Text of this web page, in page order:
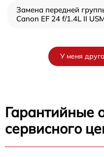
Замена передней
Canon EF 24 f/1.4L II
У меня
Гарантийные
сервисного